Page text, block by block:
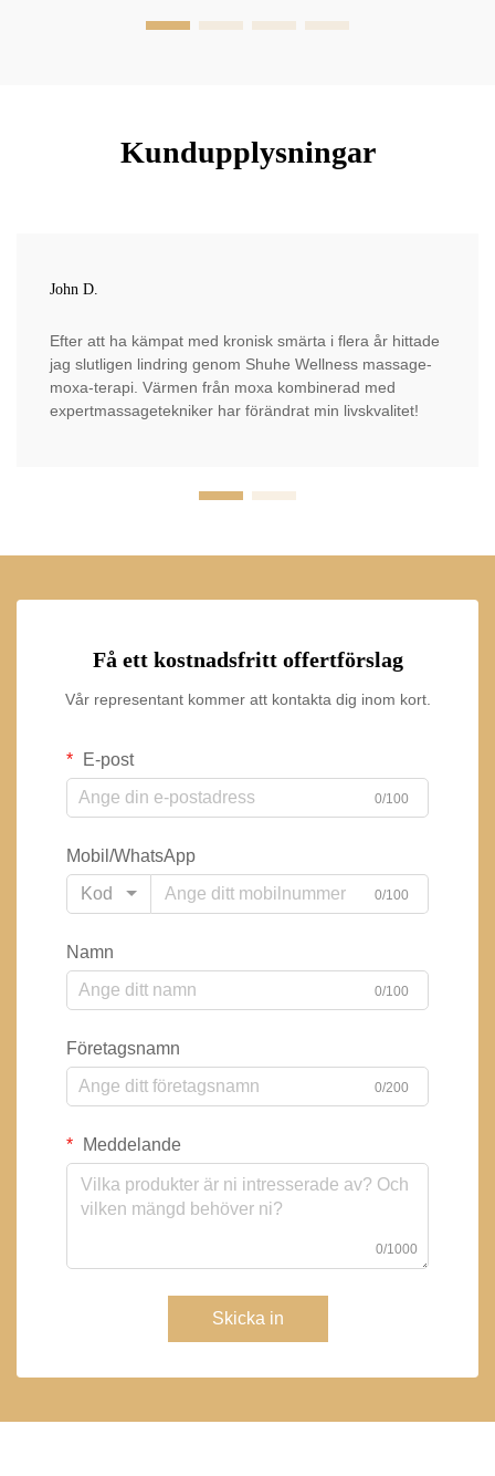
Kundupplysningar
John D.
Efter att ha kämpat med kronisk smärta i flera år hittade
jag slutligen lindring genom Shuhe Wellness massage-
moxa-terapi. Värmen från moxa kombinerad med
expertmassagetekniker har förändrat min livskvalitet!
Få ett kostnadsfritt offertförslag
Vår representant kommer att kontakta dig inom kort.
E-post
0/100
Mobil/WhatsApp
Kod
0/100
Namn
0/100
Företagsnamn
0/200
Meddelande
0/1000
Skicka in